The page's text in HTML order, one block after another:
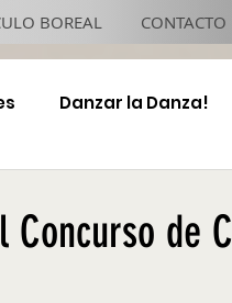
BOREAL CONTACTO
Danzar la Danza!
de